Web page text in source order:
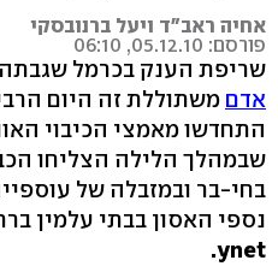
אחיה ראב"ד ויעל ברנובסקי
פורסם: 05.12.10, 06:10
שריפת הענק בכרמל
אדם משתוללת זה היום
התחדשו מאמצי הכיבוי
שבמהלך הלילה הצליחו
בחי-בר ובמזבלה של
נספי האסון בבתי עלמין
ynet.